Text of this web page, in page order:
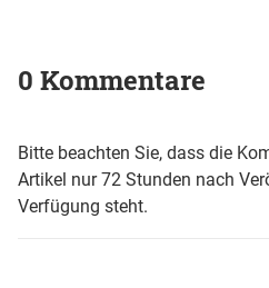
0 Kommentare
Bitte beachten Sie, dass die
Artikel nur 72 Stunden nach
Verfügung steht.